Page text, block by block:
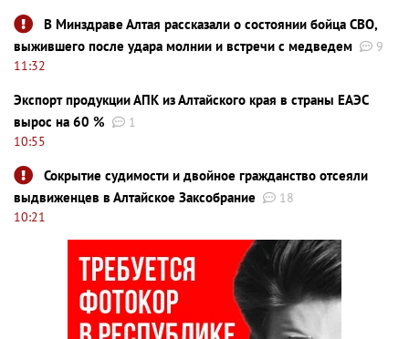
В Минздраве Алтая рассказали о состоянии бойца СВО,
выжившего после удара молнии и встречи с медведем
9
11:32
Экспорт продукции АПК из Алтайского края в страны ЕАЭС
вырос на 60 %
1
10:55
Сокрытие судимости и двойное гражданство отсеяли
выдвиженцев в Алтайское Заксобрание
18
10:21